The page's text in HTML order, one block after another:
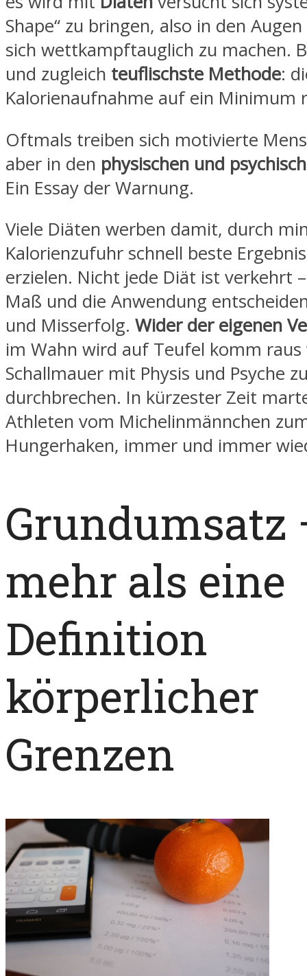
Shape“ zu bringen, also in den
sich wettkampftauglich zu machen.
und zugleich teuflischste Methode:
Kalorienaufnahme auf ein Minimum
Oftmals treiben sich motivierte
aber in den physischen und
Ein Essay der Warnung.
Viele Diäten werben damit, durch
Kalorienzufuhr schnell beste
erzielen. Nicht jede Diät ist verkehrt
Maß und die Anwendung
und Misserfolg. Wider der eigenen
im Wahn wird auf Teufel komm raus
Schallmauer mit Physis und Psyche
durchbrechen. In kürzester Zeit
Athleten vom Michelinmännchen
Hungerhaken, immer und immer
Grundumsatz
mehr als eine
Definition
körperlicher
Grenzen